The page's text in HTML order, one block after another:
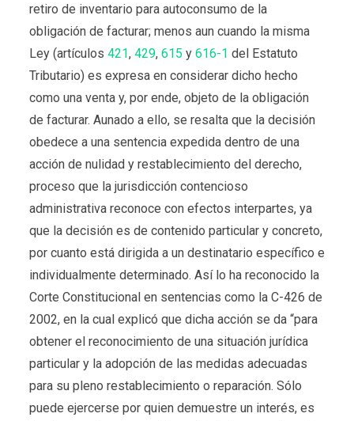
retiro de inventario para autoconsumo de la
obligación de facturar; menos aun cuando la misma
Ley (artículos 421, 429, 615 y 616-1 del Estatuto
Tributario) es expresa en considerar dicho hecho
como una venta y, por ende, objeto de la obligación
de facturar. Aunado a ello, se resalta que la decisión
obedece a una sentencia expedida dentro de una
acción de nulidad y restablecimiento del derecho,
proceso que la jurisdicción contencioso
administrativa reconoce con efectos interpartes, ya
que la decisión es de contenido particular y concreto,
por cuanto está dirigida a un destinatario específico e
individualmente determinado. Así lo ha reconocido la
Corte Constitucional en sentencias como la C-426 de
2002, en la cual explicó que dicha acción se da “para
obtener el reconocimiento de una situación jurídica
particular y la adopción de las medidas adecuadas
para su pleno restablecimiento o reparación. Sólo
puede ejercerse por quien demuestre un interés, es